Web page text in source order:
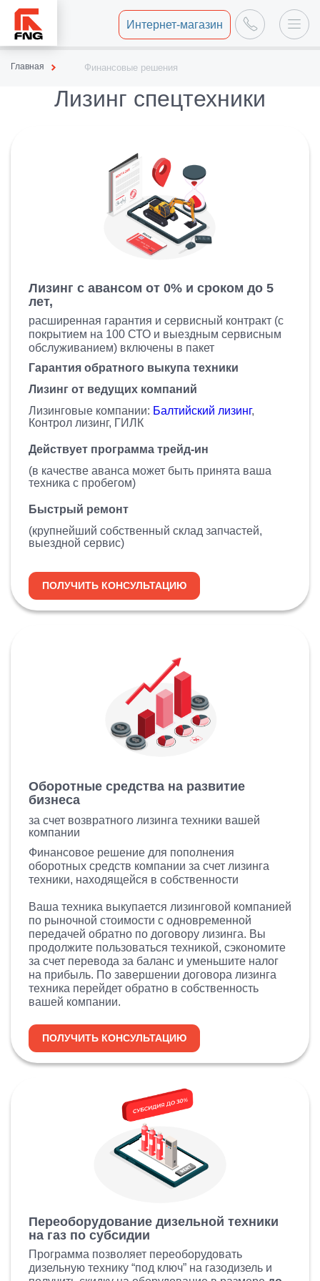
Интернет-магазин
Главная Финансовые решения
Лизинг спецтехники
Лизинг с авансом от 0% и сроком до 5
лет,
расширенная гарантия и сервисный контракт (с
покрытием на 100 СТО и выездным сервисным
обслуживанием) включены в пакет
Гарантия обратного выкупа техники
Лизинг от ведущих компаний
Лизинговые компании: Балтийский лизинг,
Контрол лизинг, ГИЛК
Действует программа трейд-ин
(в качестве аванса может быть принята ваша
техника с пробегом)
Быстрый ремонт
(крупнейший собственный склад запчастей,
выездной сервис)
ПОЛУЧИТЬ КОНСУЛЬТАЦИЮ
Оборотные средства на развитие
бизнеса
за счет возвратного лизинга техники вашей
компании
Финансовое решение для пополнения
оборотных средств компании за счет лизинга
техники, находящейся в собственности
Ваша техника выкупается лизинговой компанией
по рыночной стоимости с одновременной
передачей обратно по договору лизинга. Вы
продолжите пользоваться техникой, сэкономите
за счет перевода за баланс и уменьшите налог
на прибыль. По завершении договора лизинга
техника перейдет обратно в собственность
вашей компании.
ПОЛУЧИТЬ КОНСУЛЬТАЦИЮ
Переоборудование дизельной техники
на газ по субсидии
Программа позволяет переоборудовать
дизельную технику “под ключ” на газодизель и